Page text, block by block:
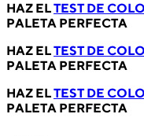
HAZ ELTEST DE
PALETA PERFECTA
HAZ ELTEST DE
PALETA PERFECTA
HAZ ELTEST DE
PALETA PERFECTA